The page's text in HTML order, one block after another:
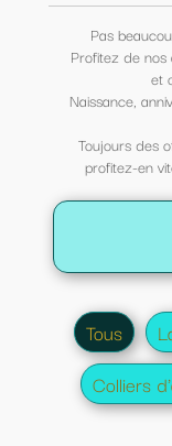
Pas
Profitez de
et
Naissance,
Toujours des
profitez-en
Tous
Colliers